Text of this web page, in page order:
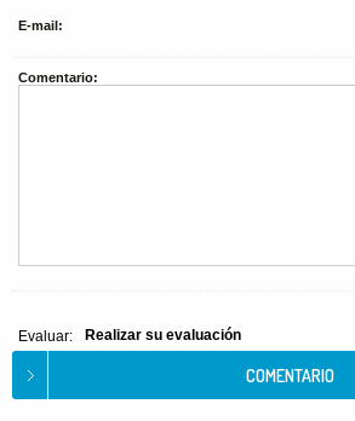
E-mail:
Comentario:
Evaluar: Realizar su evaluación